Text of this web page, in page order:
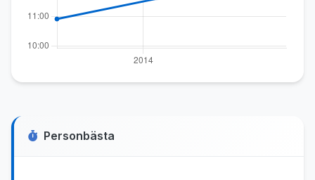
Personbästa